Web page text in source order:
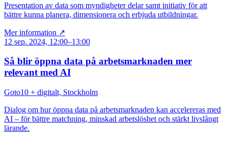
Presentation av data som myndigheter delar samt initiativ för att
bättre kunna planera, dimensionera och erbjuda utbildningar.
Mer information ↗
12 sep. 2024, 12:00–13:00
Så blir öppna data på arbetsmarknaden mer
relevant med AI
Goto10 + digitalt, Stockholm
Dialog om hur öppna data på arbetsmarknaden kan accelereras med
AI – för bättre matchning, minskad arbetslöshet och stärkt livslångt
lärande.